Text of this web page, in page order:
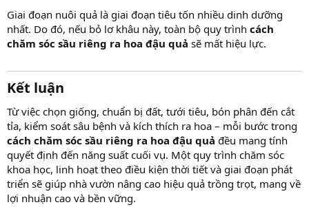
Giai đoạn nuôi quả là giai đoạn tiêu tốn nhiều dinh dưỡng
nhất. Do đó, nếu bỏ lơ khâu này, toàn bộ quy trình cách
chăm sóc sầu riêng ra hoa đậu quả sẽ mất hiệu lực.
Kết luận​
Từ việc chọn giống, chuẩn bị đất, tưới tiêu, bón phân đến cắt
tỉa, kiểm soát sâu bệnh và kích thích ra hoa – mỗi bước trong
cách chăm sóc sầu riêng ra hoa đậu quả đều mang tính
quyết định đến năng suất cuối vụ. Một quy trình chăm sóc
khoa học, linh hoạt theo điều kiện thời tiết và giai đoạn phát
triển sẽ giúp nhà vườn nâng cao hiệu quả trồng trọt, mang về
lợi nhuận cao và bền vững.